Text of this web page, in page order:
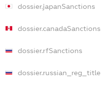
dossier.japanSanctions
dossier.canadaSanctions
dossier.rfSanctions
dossier.russian_reg_title